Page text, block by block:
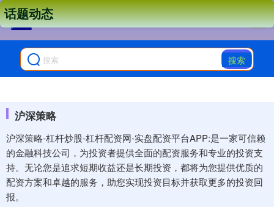
搜索
沪深策略
沪深策略-杠杆炒股-杠杆配资网-实盘配资平台APP:是一家可信赖
的金融科技公司，为投资者提供全面的配资服务和专业的投资支
持。无论您是追求短期收益还是长期投资，都将为您提供优质的
配资方案和卓越的服务，助您实现投资目标并获取更多的投资回
报。
话题动态